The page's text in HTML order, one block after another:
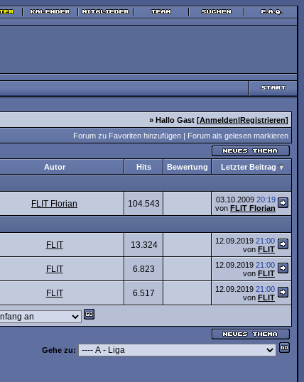
» Hallo Gast [Anmelden|Registrieren]
Forum zu Favoriten hinzufügen | Forum als gelesen markieren
Autor Hits Bewertung Letzter Beitrag
FLIT Florian 104.543 03.10.2009 20:19
von FLIT Florian
FLIT 13.324 12.09.2019 21:00
von FLIT
FLIT 6.823 12.09.2019 21:00
von FLIT
FLIT 6.517 12.09.2019 21:00
von FLIT
Gehe zu: